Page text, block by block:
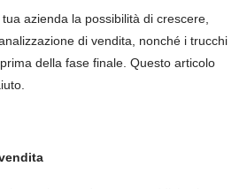
azienda la possibilità di crescere,
di vendita, nonché i trucchi
della fase finale. Questo articolo